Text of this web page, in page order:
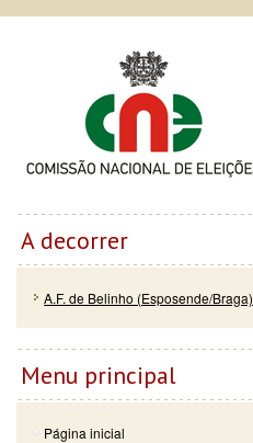
A decorrer
A.F. de Belinho (Esposende/Braga)
Menu principal
Página inicial